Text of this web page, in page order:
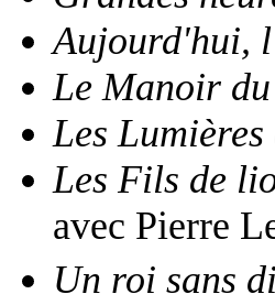
Aujourd'hui,
Le Manoir
Les
Les Fils de
avec Pierre
Un roi sans